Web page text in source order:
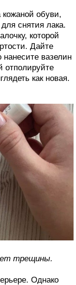
кожаной обуви,
снятия лака.
которой
Дайте
нанесите вазелин
отполируйте
как новая.
трещины.
Однако